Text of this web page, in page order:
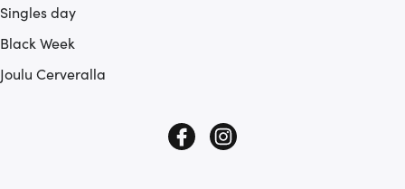
Singles day
Black Week
Joulu Cerveralla